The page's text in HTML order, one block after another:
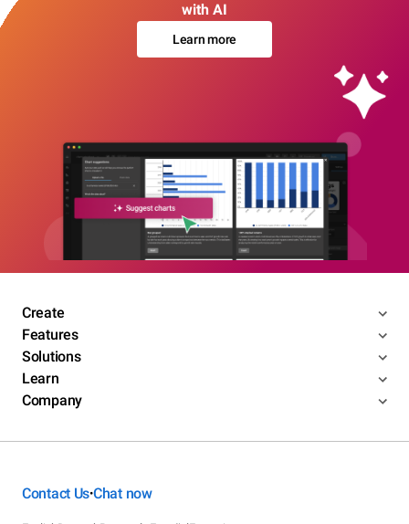
with AI
Learn more
Create
Features
Solutions
Learn
Company
Contact Us•Chat now